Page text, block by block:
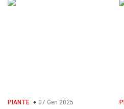
PIANTE 07 Gen 2025